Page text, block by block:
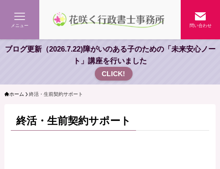
問い合わせ
メニュー
ブログ更新（2026.7.22)障がいのある子のための「未来安心ノー
ト」講座を行いました
CLICK!
ホーム 終活・生前契約サポート
終活・生前契約サポート